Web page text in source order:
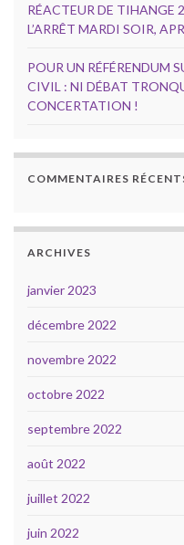
RÉACTEUR DE TIHANGE
L’ARRÊT MARDI SOIR,
POUR UN RÉFÉRENDUM
CIVIL : NI DÉBAT
CONCERTATION !
COMMENTAIRES
ARCHIVES
janvier 2023
décembre 2022
novembre 2022
octobre 2022
septembre 2022
août 2022
juillet 2022
juin 2022